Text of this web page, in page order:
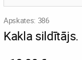
Apskates: 386
Kakla sildītājs.